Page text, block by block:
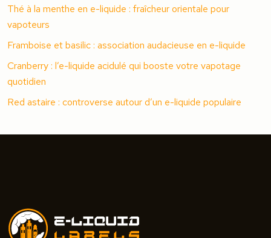
Thé à la menthe en e-liquide : fraîcheur orientale pour
vapoteurs
Framboise et basilic : association audacieuse en e-liquide
Cranberry : l’e-liquide acidulé qui booste votre vapotage
quotidien
Red astaire : controverse autour d’un e-liquide populaire